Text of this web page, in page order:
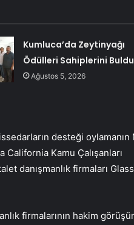
Kumluca’da Zeytinyağı
Ödülleri Sahiplerini Buldu
Ağustos 5, 2026
desteği oylamanın
Kamu Çalışanları
danışmanlık firmaları Glass
firmalarının hakim